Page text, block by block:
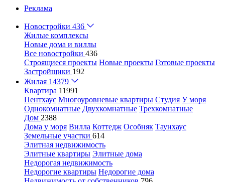
Реклама
Новостройки 436
Жилые комплексы
Новые дома и виллы
Все новостройки 436
Строящиеся проекты Новые проекты Готовые проекты
Застройщики 192
Жилая 14379
Квартира 11991
Пентхаус Многоуровневые квартиры Студия У моря
Однокомнатные Двухкомнатные Трехкомнатные
Дом 2388
Дома у моря Вилла Коттедж Особняк Таунхаус
Земельные участки 614
Элитная недвижимость
Элитные квартиры Элитные дома
Недорогая недвижимость
Недорогие квартиры Недорогие дома